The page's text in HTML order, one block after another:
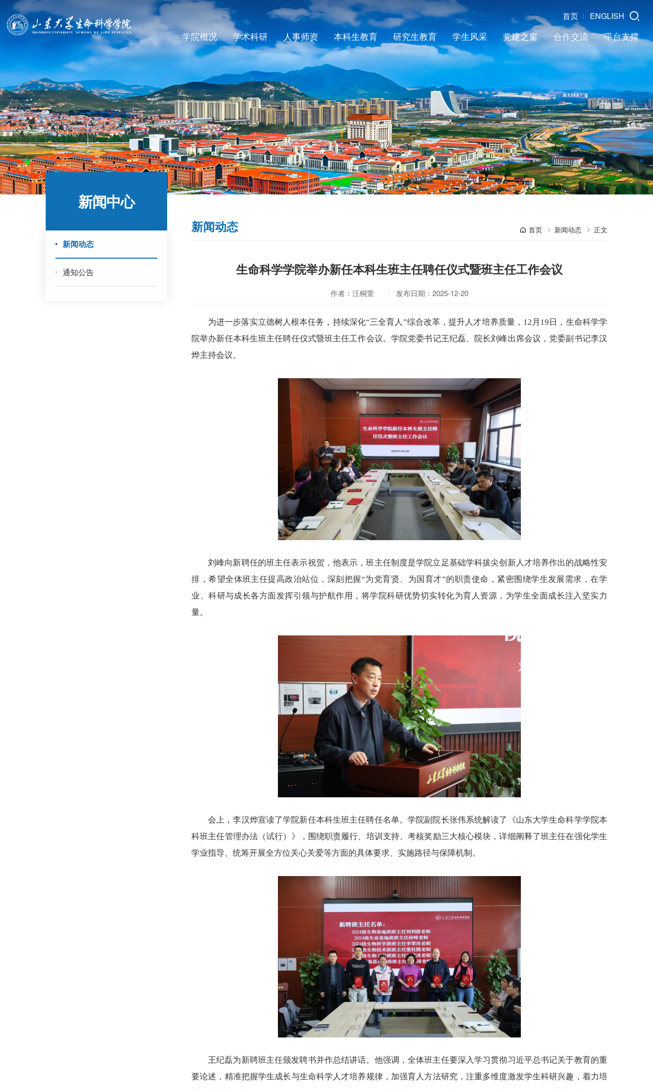
首页 ENGLISH
学院概况 学术科研 人事师资 本科生教育 研究生教育 学生风采 党建之窗 合作交流 平台支撑
新闻中心
新闻动态
通知公告
新闻动态 首页 新闻动态 正文
生命科学学院举办新任本科生班主任聘任仪式暨班主任工作会议
作者：汪桐萱 发布日期：2025-12-20
为进一步落实立德树人根本任务，持续深化“三全育人”综合改革，提升人才培养质量，12月19日，生命科学学
院举办新任本科生班主任聘任仪式暨班主任工作会议。学院党委书记王纪磊、院长刘峰出席会议，党委副书记李汉
烨主持会议。
刘峰向新聘任的班主任表示祝贺，他表示，班主任制度是学院立足基础学科拔尖创新人才培养作出的战略性安
排，希望全体班主任提高政治站位，深刻把握“为党育贤、为国育才”的职责使命，紧密围绕学生发展需求，在学
业、科研与成长各方面发挥引领与护航作用，将学院科研优势切实转化为育人资源，为学生全面成长注入坚实力
量。
会上，李汉烨宣读了学院新任本科生班主任聘任名单。学院副院长张伟系统解读了《山东大学生命科学学院本
科班主任管理办法（试行）》，围绕职责履行、培训支持、考核奖励三大核心模块，详细阐释了班主任在强化学生
学业指导、统筹开展全方位关心关爱等方面的具体要求、实施路径与保障机制。
王纪磊为新聘班主任颁发聘书并作总结讲话。他强调，全体班主任要深入学习贯彻习近平总书记关于教育的重
要论述，精准把握学生成长与生命科学人才培养规律，加强育人方法研究，注重多维度激发学生科研兴趣，着力培